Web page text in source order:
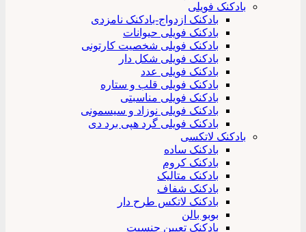
بادکنک فویلی
بادکنک ازدواج-بادکنک نامزدی
بادکنک فویلی حیوانات
بادکنک فویلی شخصیت کارتونی
بادکنک فویلی شکل دار
بادکنک فویلی عدد
بادکنک فویلی قلب و ستاره
بادکنک فویلی مناسبتی
بادکنک فویلی نوزاد و سیسمونی
بادکنک فویلی گرد هپی برد دی
بادکنک لاتکسی
بادکنک ساده
بادکنک کروم
بادکنک متالیک
بادکنک شفاف
بادکنک لاتکس طرح دار
بادکنک تعیین جنسیت